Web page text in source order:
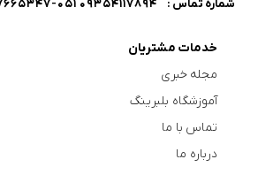
شماره تماس : 09354117894 051-37665347
خدمات مشتریان
مجله خبری
آموزشگاه بلبرینگ
تماس با ما
درباره ما